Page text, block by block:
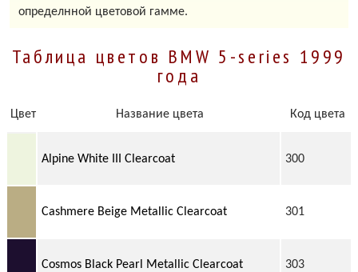
определнной цветовой гамме.
Таблица цветов BMW 5-series 1999
года
Цвет Название цвета Код цвета
Alpine White III Clearcoat 300
Cashmere Beige Metallic Clearcoat 301
Cosmos Black Pearl Metallic Clearcoat 303